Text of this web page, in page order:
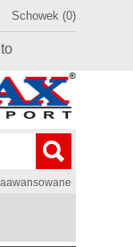
Schowek (0)